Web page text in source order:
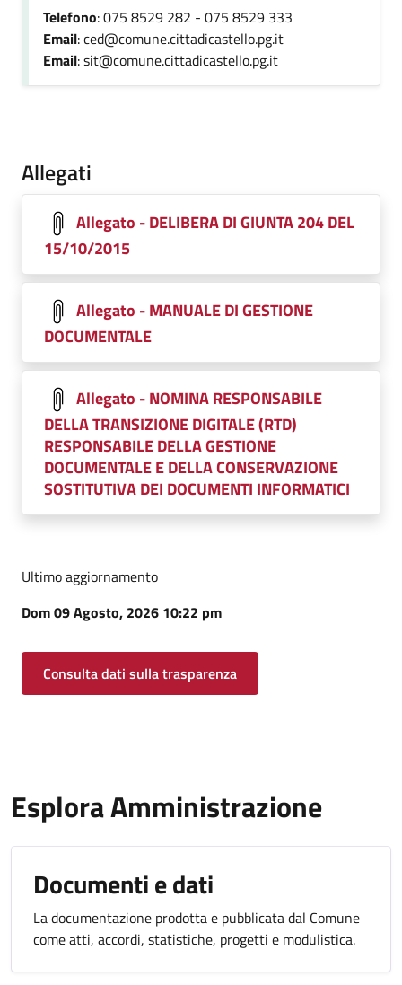
Telefono: 075 8529 282 - 075 8529 333
Email: ced@comune.cittadicastello.pg.it
Email: sit@comune.cittadicastello.pg.it
Allegati
Allegato - DELIBERA DI GIUNTA 204 DEL
15/10/2015
Allegato - MANUALE DI GESTIONE
DOCUMENTALE
Allegato - NOMINA RESPONSABILE
DELLA TRANSIZIONE DIGITALE (RTD)
RESPONSABILE DELLA GESTIONE
DOCUMENTALE E DELLA CONSERVAZIONE
SOSTITUTIVA DEI DOCUMENTI INFORMATICI
Ultimo aggiornamento
Dom 09 Agosto, 2026 10:22 pm
Consulta dati sulla trasparenza
Esplora Amministrazione
Documenti e dati
La documentazione prodotta e pubblicata dal Comune
come atti, accordi, statistiche, progetti e modulistica.